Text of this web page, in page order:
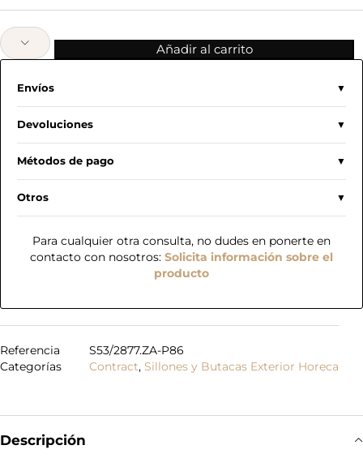
Añadir al carrito
Envíos
Devoluciones
Métodos de pago
Otros
Para cualquier otra consulta, no dudes en ponerte en
contacto con nosotros: Solicita información sobre el
producto
Referencia
S53/2877.ZA-P86
Categorías
Contract, Sillones y Butacas Exterior Horeca
Descripción